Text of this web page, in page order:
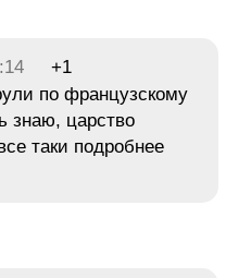
+1
по французскому
знаю, царство
таки подробнее